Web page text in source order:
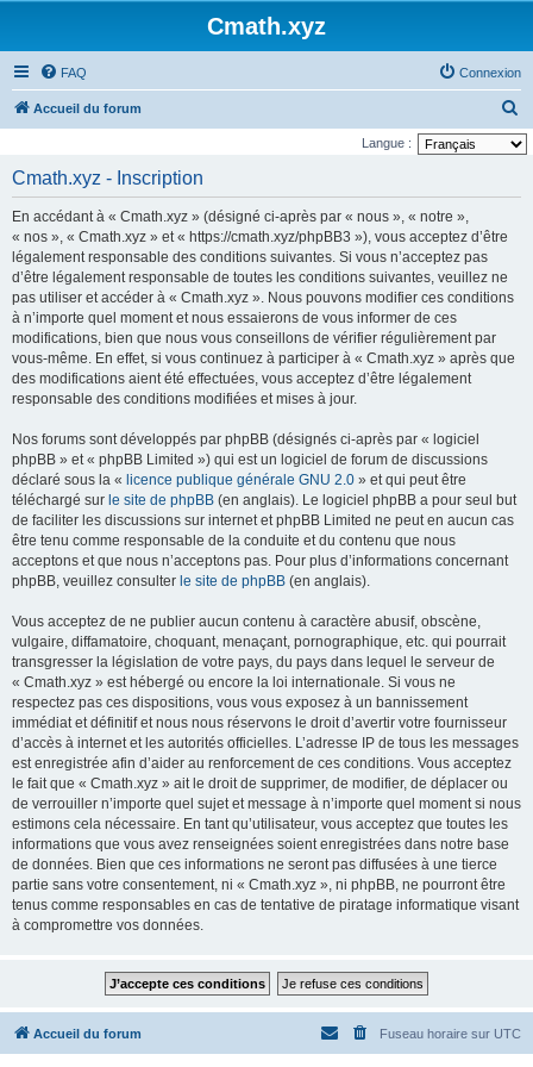
Cmath.xyz
FAQ Connexion
Accueil du forum
e
Langue :
Cmath.xyz - Inscription
En accédant à « Cmath.xyz » (désigné ci-après par « nous », « notre »,
« nos », « Cmath.xyz » et « https://cmath.xyz/phpBB3 »), vous acceptez d’être
légalement responsable des conditions suivantes. Si vous n’acceptez pas
d’être légalement responsable de toutes les conditions suivantes, veuillez ne
pas utiliser et accéder à « Cmath.xyz ». Nous pouvons modifier ces conditions
à n’importe quel moment et nous essaierons de vous informer de ces
modifications, bien que nous vous conseillons de vérifier régulièrement par
vous-même. En effet, si vous continuez à participer à « Cmath.xyz » après que
des modifications aient été effectuées, vous acceptez d’être légalement
responsable des conditions modifiées et mises à jour.
Nos forums sont développés par phpBB (désignés ci-après par « logiciel
phpBB » et « phpBB Limited ») qui est un logiciel de forum de discussions
déclaré sous la « licence publique générale GNU 2.0 » et qui peut être
téléchargé sur le site de phpBB (en anglais). Le logiciel phpBB a pour seul but
de faciliter les discussions sur internet et phpBB Limited ne peut en aucun cas
être tenu comme responsable de la conduite et du contenu que nous
acceptons et que nous n’acceptons pas. Pour plus d’informations concernant
phpBB, veuillez consulter le site de phpBB (en anglais).
Vous acceptez de ne publier aucun contenu à caractère abusif, obscène,
vulgaire, diffamatoire, choquant, menaçant, pornographique, etc. qui pourrait
transgresser la législation de votre pays, du pays dans lequel le serveur de
« Cmath.xyz » est hébergé ou encore la loi internationale. Si vous ne
respectez pas ces dispositions, vous vous exposez à un bannissement
immédiat et définitif et nous nous réservons le droit d’avertir votre fournisseur
d’accès à internet et les autorités officielles. L’adresse IP de tous les messages
est enregistrée afin d’aider au renforcement de ces conditions. Vous acceptez
le fait que « Cmath.xyz » ait le droit de supprimer, de modifier, de déplacer ou
de verrouiller n’importe quel sujet et message à n’importe quel moment si nous
estimons cela nécessaire. En tant qu’utilisateur, vous acceptez que toutes les
informations que vous avez renseignées soient enregistrées dans notre base
de données. Bien que ces informations ne seront pas diffusées à une tierce
partie sans votre consentement, ni « Cmath.xyz », ni phpBB, ne pourront être
tenus comme responsables en cas de tentative de piratage informatique visant
à compromettre vos données.
Accueil du forum Fuseau horaire sur UTC